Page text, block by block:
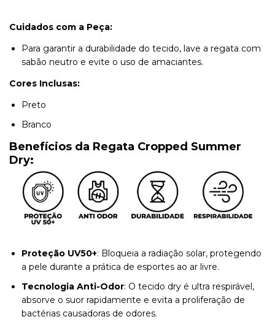
Cuidados com a Peça:
Para garantir a durabilidade do tecido, lave a regata com
sabão neutro e evite o uso de amaciantes.
Cores Inclusas:
Preto
Branco
Benefícios da Regata Cropped Summer
Dry:
Proteção UV50+: Bloqueia a radiação solar, protegendo
a pele durante a prática de esportes ao ar livre.
Tecnologia Anti-Odor: O tecido dry é ultra respirável,
absorve o suor rapidamente e evita a proliferação de
bactérias causadoras de odores.